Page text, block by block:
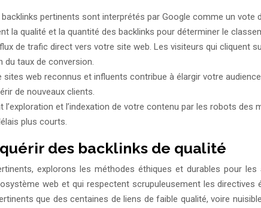
pertinents sont interprétés par Google comme un
la qualité et la quantité des backlinks pour déterminer le
de trafic direct vers votre site web. Les visiteurs qui cliquent
du taux de conversion.
sites web reconnus et influents contribue à élargir votre
de nouveaux clients.
l’exploration et l’indexation de votre contenu par les robots des
plus courts.
des backlinks de qualité
explorons les méthodes éthiques et durables pour
web et qui respectent scrupuleusement les directives
que des centaines de liens de faible qualité, voire